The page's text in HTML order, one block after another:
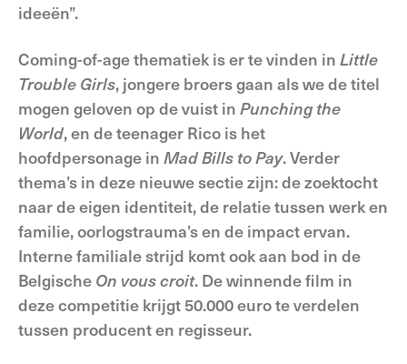
ideeën”.
Coming-of-age thematiek is er te vinden in Little
Trouble Girls, jongere broers gaan als we de titel
mogen geloven op de vuist in Punching the
World, en de teenager Rico is het
hoofdpersonage in MadBills toPay. Verder
thema’s in deze nieuwe sectie zijn: de zoektocht
naar de eigen identiteit, de relatie tussen werk en
familie, oorlogstrauma’s en de impact ervan.
Interne familiale strijd komt ook aan bod in de
Belgische On vouscroit. De winnende film in
deze competitie krijgt 50.000 euro te verdelen
tussen producent en regisseur.